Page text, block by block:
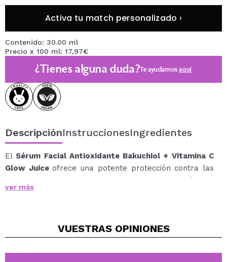
Activa tu match personalizado ›
Contenido: 30.00 ml
Precio x 100 ml: 17,97€
¿Tienes alguna duda?Te ayudamosaquí
DescripciónInstruccionesIngredientes
ElSérum Facial Antioxidante Bakuchiol + Vitamina C
Glow Juiceofrece una potente protección contra las
agresiones externas gracias a su combinación de
Bakuchiol, una alternativa vegana al retinol que es ideal
Este dúo antioxidante defiende la piel contra la
envejecimiento prematuro.
ver más
VUESTRAS OPINIONES